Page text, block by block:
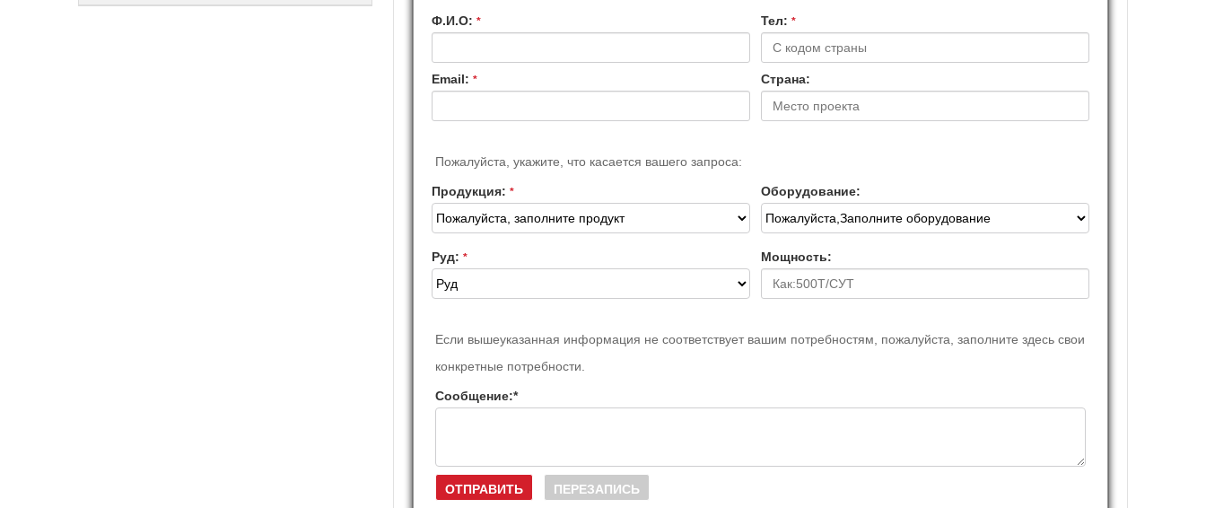
Ф.И.О: * Teл: *
Email: * Страна:
Пожалуйста, укажите, что касается вашего запроса:
Продукция: * Оборудование:
Руд: * Мощность:
Если вышеуказанная информация не соответствует вашим потребностям, пожалуйста, заполните здесь свои
конкретные потребности.
Сообщение:*